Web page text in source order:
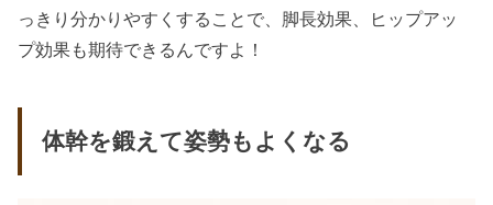
っきり分かりやすくすることで、脚長効果、ヒップアッ
プ効果も期待できるんですよ！
体幹を鍛えて姿勢もよくなる